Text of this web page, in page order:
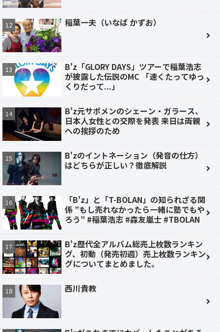
稲葉一夫（いなば かずお）
B'z「GLORY DAYS」ツアーで稲葉浩志
が披露した伝説のMC 「速くたってゆっ
くりだって...」
B'z元サポメンのシェーン・ガラース、
日本人女性との交際を発表 来日は両親
への挨拶のため
B'zのイントネーション（発音の仕方）
はどちらが正しい？徹底解説
「B'z」と「T-BOLAN」の知られざる関
係 ”もし売れなかったら一緒に塾でもや
ろう” #稲葉浩志 #森友嵐士 #TBOLAN
B'z歴代全アルバム総売上枚数ランキン
グ、初動（発売初週）売上枚数ランキン
グについてまとめました。
西川貴教